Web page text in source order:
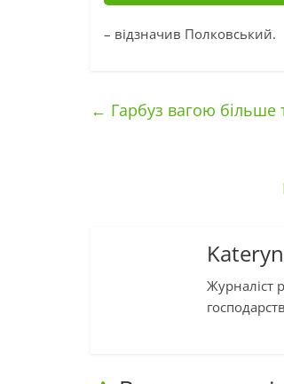
– відзначив Полковський.
← Гарбуз вагою
Журналіст